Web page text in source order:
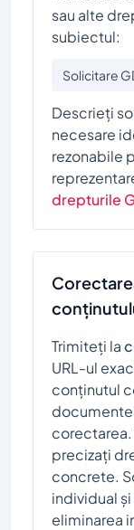
sau alte
subiectul:
Solicitare
Descrieți
necesare
rezonabile
drepturile
Trimiteți la
URL-ul
conținutul
precizați
concrete.
individual
eliminarea